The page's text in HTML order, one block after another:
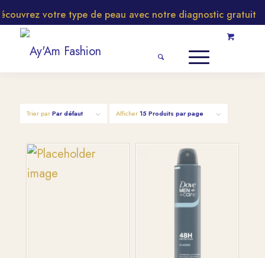
votre type de peau avec notre diagnostic gratuit
Trier parPar défaut Afficher15 Produits par page